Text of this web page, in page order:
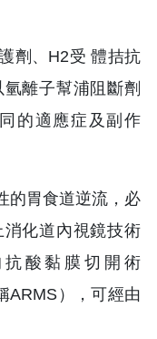
劑、H2受 體拮抗
離子幫浦阻斷劑
的適應症及副作
的胃食道逆流，必
化道內視鏡技術
酸黏膜切開術
ARMS），可經由